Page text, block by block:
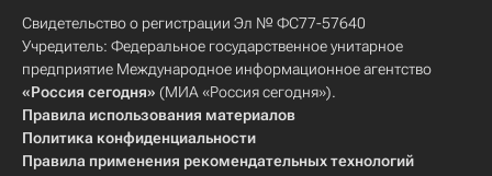
Свидетельство о регистрации Эл № ФС77-57640
Учредитель: Федеральное государственное унитарное
предприятие Международное информационное агентство
«Россия сегодня» (МИА «Россия сегодня»).
Правила использования материалов
Политика конфиденциальности
Правила применения рекомендательных технологий